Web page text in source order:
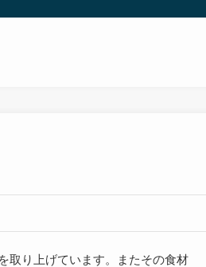
取り上げています。またその食材